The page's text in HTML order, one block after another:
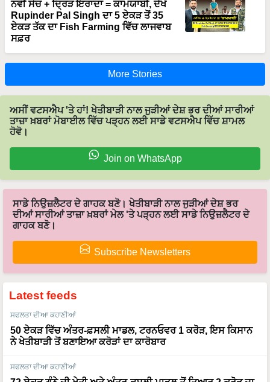
ਏਕੜ ਤੱਕ ਦਾ Fish Farming ਵਿੱਚ ਲਾਜਵਾਬ
ਸਫ਼ਰ
More Stories
ਤਾਜ਼ਾ ਖ਼ਬਰਾਂ ਮੋਬਾਈਲ ਵਿੱਚ ਪੜ੍ਹਨ ਲਈ ਸਾਡੇ ਵਟਸਐਪ ਵਿੱਚ ਸ਼ਾਮਲ
ਹੋਵੋ।
ਦੀਆਂ ਸਾਰੀਆਂ ਤਾਜ਼ਾ ਖ਼ਬਰਾਂ ਮੇਲ 'ਤੇ ਪੜ੍ਹਨ ਲਈ ਸਾਡੇ ਨਿਉਜ਼ਲੈਟਰ ਦੇ
ਗਾਹਕ ਬਣੋ।
Latest feeds
ਸਫਲਤਾ ਦੀਆ ਕਹਾਣੀਆਂ
50 ਏਕੜ ਵਿੱਚ ਅੰਤਰ-ਫ਼ਸਲੀ ਮਾਡਲ, ਟਰਨਓਵਰ 1 ਕਰੋੜ, ਇਸ ਕਿਸਾਨ
ਨੇ ਖੇਤੀਬਾੜੀ ਤੋਂ ਬਣਾਇਆ ਕਰੋੜਾਂ ਦਾ ਕਾਰੋਬਾਰ
72 ਏਕੜ ਗੰਨੇ ਦੀ ਖੇਤੀ ਅਤੇ ਅੰਤਰ-ਫਸਲੀ ਮਾਡਲ ਤੋਂ ਤਿਆਰ 2 ਕਰੋੜ ਦਾ
ਸਾਮਰਾਜ, ਜਾਣੋ Sartaj Khan ਦੀ ਕਾਮਯਾਬੀ ਦਾ ਰਾਜ